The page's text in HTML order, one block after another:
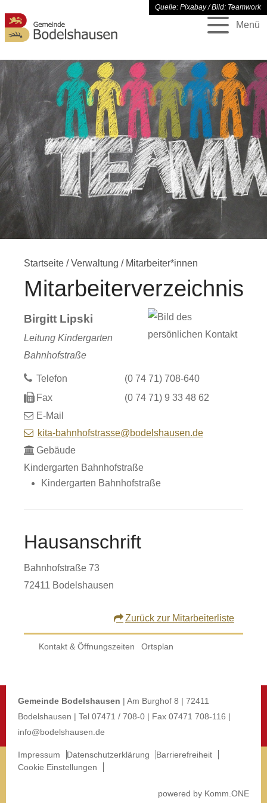
Menü
Quelle: Pixabay / Bild: Teamwork
Startseite /Verwaltung / Mitarbeiter*innen
Mitarbeiterverzeichnis
Birgitt Lipski
Leitung Kindergarten
Bahnhofstraße
Telefon (0 74 71) 708-640
Fax
(0 74 71) 9 33 48 62
E-Mail
kita-bahnhofstrasse@bodelshausen.de
Gebäude
Kindergarten Bahnhofstraße
Kindergarten Bahnhofstraße
Hausanschrift
Bahnhofstraße 73
72411 Bodelshausen
Zurück
Kontakt & Öffnungszeiten Ortsplan
Gemeinde Bodelshausen | Am Burghof 8 | 72411
Bodelshausen | Tel 07471 / 708-0 | Fax 07471 708-116 |
info@bodelshausen.de
Impressum Datenschutzerklärung
Barrierefreiheit
Cookie Einstellungen
powered by Komm.ONE